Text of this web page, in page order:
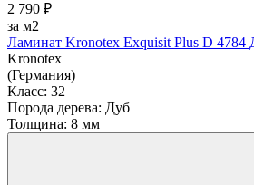
2 790 ₽
за м2
Ламинат Kronotex Exquisit Plus D 4784
Kronotex
(Германия)
Класс: 32
Порода дерева: Дуб
Толщина: 8 мм